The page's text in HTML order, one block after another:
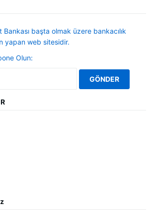
başta olmak üzere bankacılık
yapan web sitesidir.
Olun: